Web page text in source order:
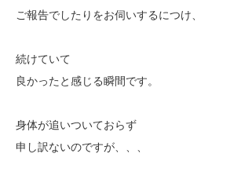
ご報告でしたりをお伺いするにつけ、
続けていて
良かったと感じる瞬間です。
身体が追いついておらず
申し訳ないのですが、、、